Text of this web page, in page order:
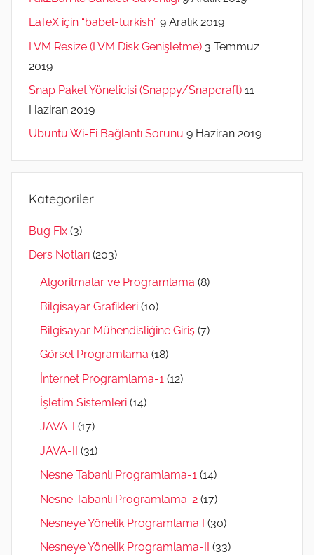
LaTeX için “babel-turkish” 9 Aralık 2019
LVM Resize (LVM Disk Genişletme) 3 Temmuz
2019
Snap Paket Yöneticisi (Snappy/Snapcraft) 11
Haziran 2019
Ubuntu Wi-Fi Bağlantı Sorunu 9 Haziran 2019
Kategoriler
Bug Fix (3)
Ders Notları (203)
Algoritmalar ve Programlama (8)
Bilgisayar Grafikleri (10)
Bilgisayar Mühendisliğine Giriş (7)
Görsel Programlama (18)
İnternet Programlama-1 (12)
İşletim Sistemleri (14)
JAVA-I (17)
JAVA-II (31)
Nesne Tabanlı Programlama-1 (14)
Nesne Tabanlı Programlama-2 (17)
Nesneye Yönelik Programlama I (30)
Nesneye Yönelik Programlama-II
(33)